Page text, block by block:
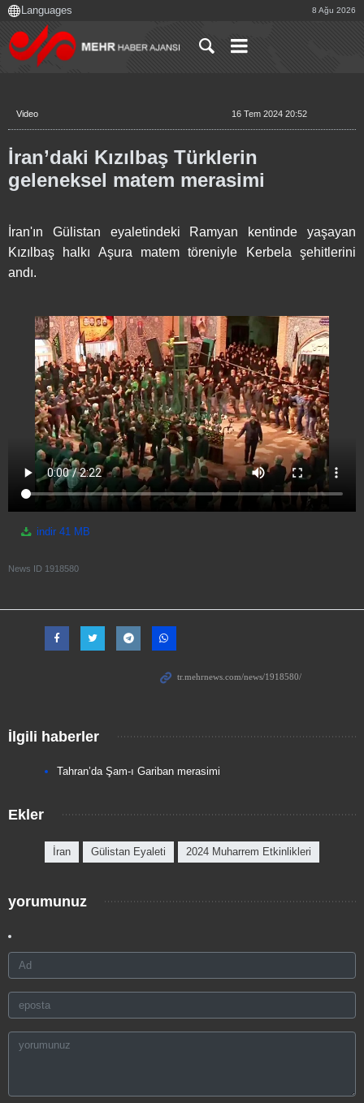
8 Ağu 2026
Video 16 Tem 2024 20:52
İran’daki Kızılbaş Türklerin
geleneksel matem merasimi
İran'ın Gülistan eyaletindeki Ramyan kentinde yaşayan
Kızılbaş halkı Aşura matem töreniyle Kerbela şehitlerini
andı.
indir 41 MB
News ID 1918580
İlgili haberler
Tahran’da Şam-ı Gariban merasimi
Ekler
İran Gülistan Eyaleti 2024 Muharrem Etkinlikleri
yorumunuz